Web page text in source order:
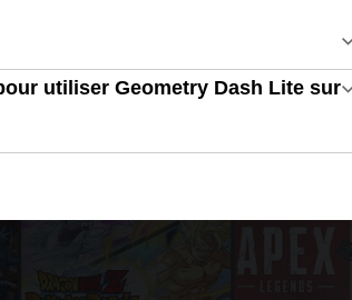
utiliser Geometry Dash Lite sur